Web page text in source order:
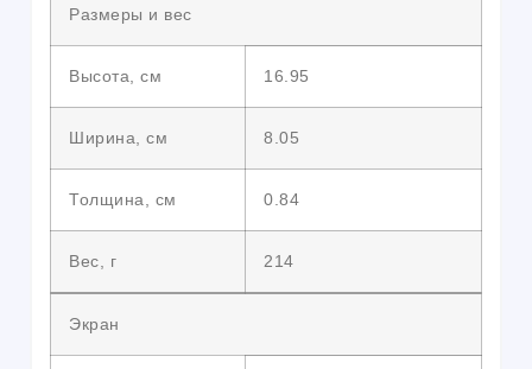
Размеры и вес
Высота, см 16.95
Ширина, см 8.05
Толщина, см 0.84
Вес, г 214
Экран